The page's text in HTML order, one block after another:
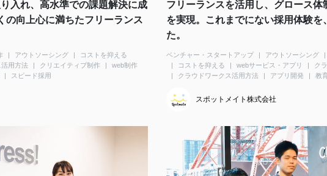
入れ、高水準での課題解決に成
向上心に満ちたフリーランス
アウトソーシング
コストを抑える
用方法 クリエイティブ制作
web制作
スピード採用
フリーランスを活用し、グロース
を実現。これまでにない採用体験
た。
ベンチャー・スタートアップ アウトソーシング
コストを抑える
webサービス・アプリ
ク
クラウドワークス活用方法
アプリ開発 教
スポットメイト株式会社